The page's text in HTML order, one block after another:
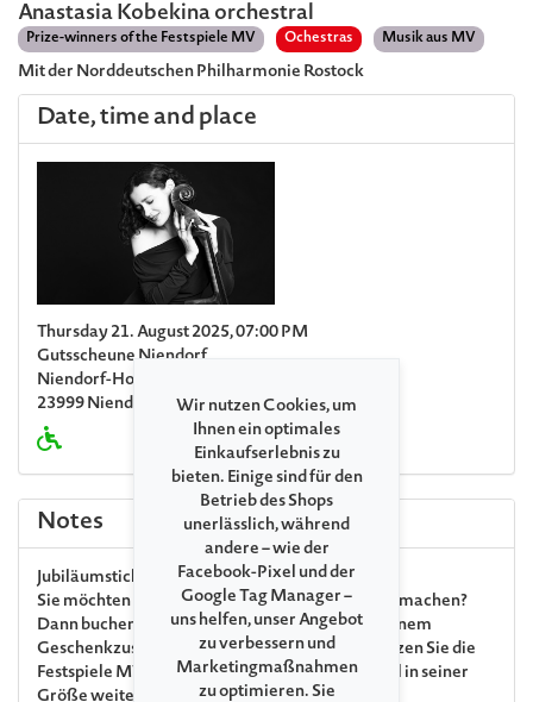
Anastasia Kobekina orchestral
Prize-winners of the Festspiele MV Ochestras Musik aus MV
Mit der Norddeutschen Philharmonie Rostock
Date, time and place
Thursday 21. August 2025, 07:00 PM
Gutsscheune Niendorf
Niendorf-Hof/L121
23999 Niendorf (Poel)
Notes
Jubiläumsticket
Sie möchten uns zum 35. Jubiläum ein Geschenk machen?
Dann buchen Sie gern Ihr Jubiläumsticket. Mit einem
Geschenkzuschlag von € 15 pro Ticket unterstützen Sie die
Festspiele MV und sorgen dafür, dass das Festival in seiner
Größe weiterhin allen Interessierten einen
Wir nutzen Cookies, um
Ihnen ein optimales
Einkaufserlebnis zu
bieten. Einige sind für den
Betrieb des Shops
unerlässlich, während
andere – wie der
Facebook-Pixel und der
Google Tag Manager –
uns helfen, unser Angebot
zu verbessern und
Marketingmaßnahmen
zu optimieren. Sie